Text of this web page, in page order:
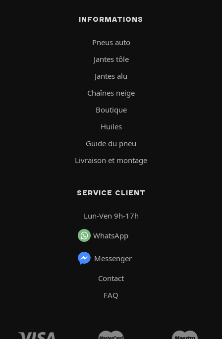
INFORMATIONS
Pneus auto
Jantes tôle
Jantes alu
Chaînes neige
Boutique
Huiles
Guide du pneu
Livraison et montage
SERVICE CLIENT
Lun-Ven 9h-17h
WhatsApp
Messenger
Contact
FAQ